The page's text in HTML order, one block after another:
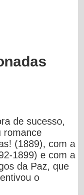
de sucesso,
romance
(1889), com a
1899) e com a
da Paz, que
o